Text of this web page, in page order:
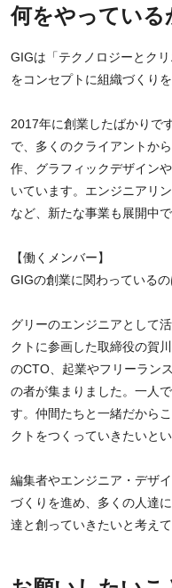
何をやっている
GIGは「テクノロジーとク
をコンセプトに組織づくりを
2017年に創業したばかりで
で、多くのクライアントか
作、グラフィックデザイン
いています。エンジニアリ
など、新たな事業も展開中で
【働くメンバー】
GIGの創業に関わっている
グリーのエンジニアとして
クトに参画した取締役の賀
のCTO、起業やフリーラン
の者が集まりました。一人
す。仲間たちと一緒だから
クトをつくっていきたいと
編集者やエンジニア・デザ
づくりを進め、多くの人達
達と創っていきたいと考えて